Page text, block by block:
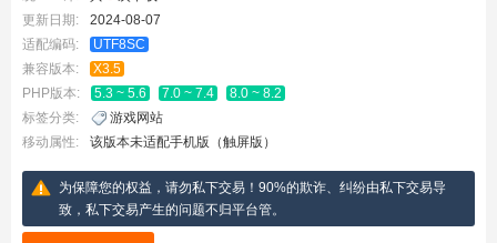
更新日期:
2024-08-07
适配编码:
UTF8SC
兼容版本:
X3.5
PHP版本:
5.3 ~ 5.6 7.0 ~ 7.4
8.0 ~ 8.2
标签分类:
游戏网站
移动属性:
该版本未适配手机版（触屏版）
为保障您的权益，请勿私下交易！90%的欺诈、纠纷由私下交易导
致，私下交易产生的问题不归平台管。